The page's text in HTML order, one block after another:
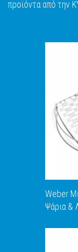
προϊόντα από την
Weber
Ψάρια &